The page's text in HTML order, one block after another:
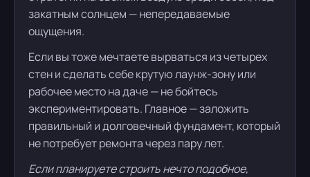
закатным солнцем — непередаваемые
ощущения.
Если вы тоже мечтаете вырваться из четырех
стен и сделать себе крутую лаунж-зону или
рабочее место на даче — не бойтесь
экспериментировать. Главное — заложить
правильный и долговечный фундамент, который
не потребует ремонта через пару лет.
Если планируете строить нечто подобное,